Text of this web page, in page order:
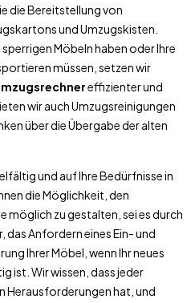
die Bereitstellung von
und Umzugskisten.
Möbeln haben oder Ihre
müssen, setzen wir
effizienter und
wir auch Umzugsreinigungen
über die Übergabe der alten
und auf Ihre Bedürfnisse in
die Möglichkeit, den
möglich zu gestalten, sei es durch
das Anfordern eines Ein- und
Ihrer Möbel, wenn Ihr neues
ist. Wir wissen, dass jeder
Herausforderungen hat, und